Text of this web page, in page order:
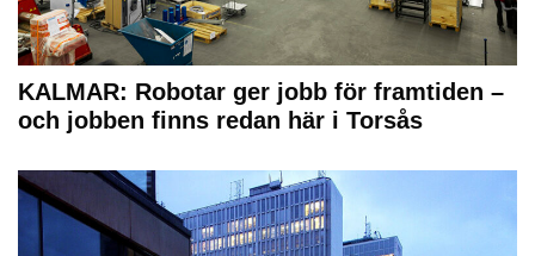
KALMAR: Robotar ger jobb för framtiden –
och jobben finns redan här i Torsås